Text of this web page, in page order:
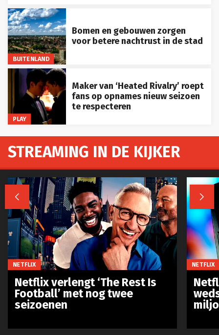
BUITENLAND
Bomen en gebouwen zorgen
voor betere nachtrust in de stad
PLAY
Maker van ‘Heated Rivalry’ roept
fans op opnames nieuw seizoen
te respecteren
STREAMING IN DE KIJKER
 
NETFLIX
Netflix verlengt ‘The Rest Is
Football’ met nog twee
seizoenen
NETFLIX